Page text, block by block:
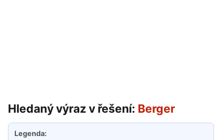
Hledaný výraz v řešení: Berger